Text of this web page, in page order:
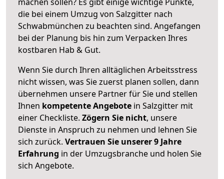
die bei einem Umzug von Salzgitter nach
Schwabmünchen zu beachten sind. Angefangen
bei der Planung bis hin zum Verpacken Ihres
kostbaren Hab & Gut.
Wenn Sie durch Ihren alltäglichen Arbeitsstress
nicht wissen, was Sie zuerst planen sollen, dann
übernehmen unsere Partner für Sie und stellen
Ihnen kompetente Angebote in Salzgitter mit
einer Checkliste. Zögern Sie nicht, unsere
Dienste in Anspruch zu nehmen und lehnen Sie
sich zurück. Vertrauen Sie unserer 9 Jahre
Erfahrung in der Umzugsbranche und holen Sie
sich Angebote.